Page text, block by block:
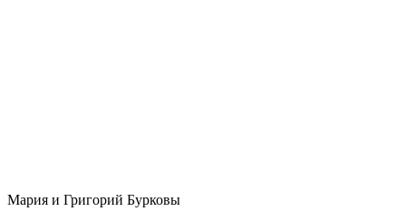
Мария и Григорий Бурковы